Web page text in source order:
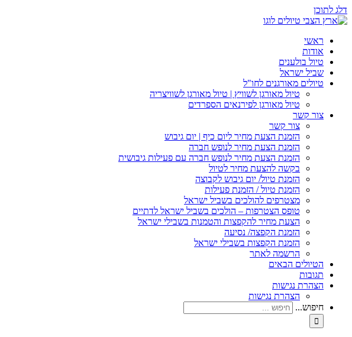
דלג לתוכן
ראשי
אודות
טיול בולענים
שביל ישראל
טיולים מאורגנים לחו"ל
טיול מאורגן לשוויץ | טיול מאורגן לשוויצריה
טיול מאורגן לפירנאים הספרדים
צור קשר
צור קשר
הזמנת הצעת מחיר ליום כיף | יום גיבוש
הזמנת הצעת מחיר לנופש חברה
הזמנת הצעת מחיר לנופש חברה עם פעילות גיבושית
בקשה להצעת מחיר לטיול
הזמנת טיול/ יום גיבוש לקבוצה
הזמנת טיול / הזמנת פעילות
מצטרפים להולכים בשביל ישראל
טופס הצטרפות – הולכים בשביל ישראל לדתיים
הצעת מחיר להקפצות והטמנות בשבילי ישראל
הזמנת הקפצה/ נסיעה
הזמנת הקפצות בשבילי ישראל
הרשמה לאתר
הטיולים הבאים
תגובות
הצהרת נגישות
הצהרת נגישות
חיפוש...